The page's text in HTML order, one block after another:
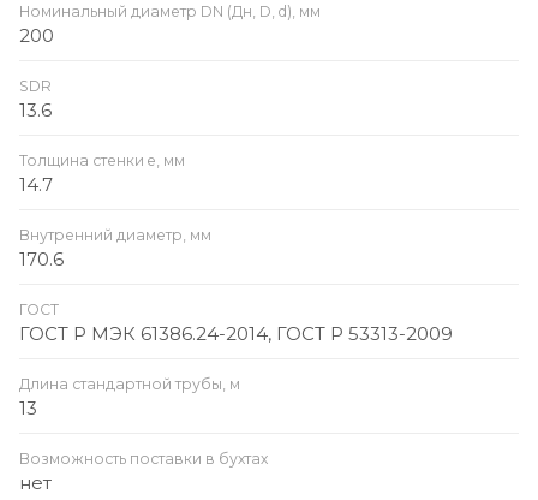
Номинальный диаметр DN (Дн, D, d), мм
200
SDR
13.6
Толщина стенки e, мм
14.7
Внутренний диаметр, мм
170.6
ГОСТ
ГОСТ Р МЭК 61386.24-2014, ГОСТ Р 53313-2009
Длина стандартной трубы, м
13
Возможность поставки в бухтах
нет